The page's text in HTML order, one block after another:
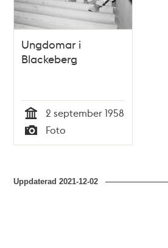
Ungdomar i
Blackeberg
Tid
2 september 1958
Typ
Foto
Uppdaterad2021-12-02